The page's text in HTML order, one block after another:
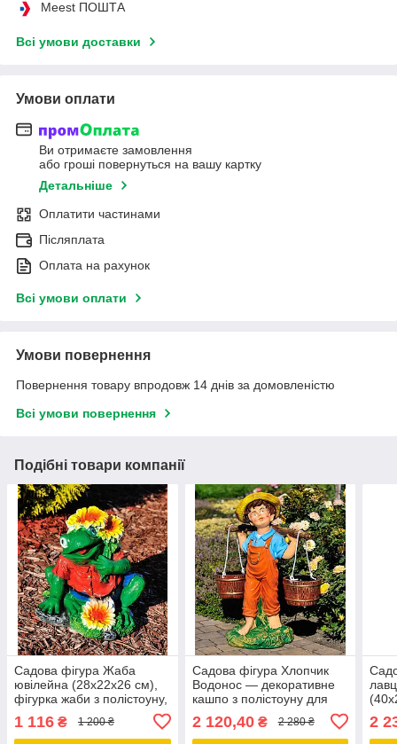
Meest ПОШТА
Всі умови доставки
Умови оплати
Ви отримаєте замовлення
або гроші повернуться на вашу картку
Детальніше
Оплатити частинами
Післяплата
Оплата на рахунок
Всі умови оплати
Умови повернення
Повернення товару впродовж 14 днів за домовленістю
Всі умови повернення
Подібні товари компанії
Садова фігура Жаба
ювілейна (28х22х26 см),
фігурка жаби з полістоуну,
садові статуетки, садово-
паркові фігури
1 116 ₴ 1 200 ₴
Садова фігура Хлопчик
Водонос — декоративне
кашпо з полістоуну для
см
2 120,40₴ 2 280 ₴ 2